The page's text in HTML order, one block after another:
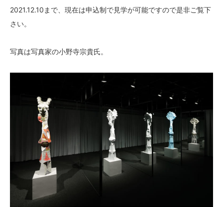
2021.12.10まで、現在は申込制で見学が可能ですので是非ご覧下
さい。
写真は写真家の小野寺宗貴氏。